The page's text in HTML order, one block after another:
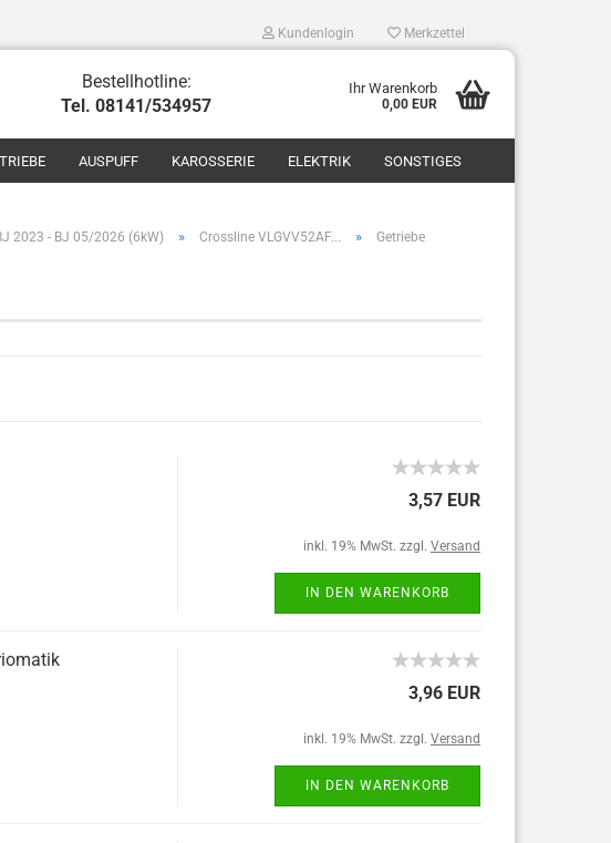
Kundenlogin Merkzettel
Bestellhotline:
Tel. 08141/534957
Ihr Warenkorb
0,00 EUR
AUSPUFF KAROSSERIE ELEKTRIK SONSTIGES
2023 - BJ 05/2026 (6kW) » Crossline VLGVV52AF... » Getriebe
3,57 EUR
inkl. 19% MwSt. zzgl. Versand
IN DEN WARENKORB
3,96 EUR
inkl. 19% MwSt. zzgl. Versand
IN DEN WARENKORB